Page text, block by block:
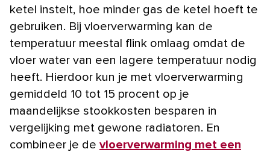
ketel instelt, hoe minder gas de ketel hoeft te
gebruiken. Bij vloerverwarming kan de
temperatuur meestal flink omlaag omdat de
vloer water van een lagere temperatuur nodig
heeft. Hierdoor kun je met vloerverwarming
gemiddeld 10 tot 15 procent op je
maandelijkse stookkosten besparen in
vergelijking met gewone radiatoren. En
combineer je de vloerverwarming met een